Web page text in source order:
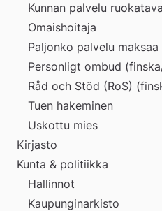
Kunnan palvelu
Omaishoitaja
Paljonko palvelu maksaa
Personligt ombud
Råd och Stöd (RoS)
Tuen hakeminen
Uskottu mies
Kirjasto
Kunta & politiikka
Hallinnot
Kaupunginarkisto